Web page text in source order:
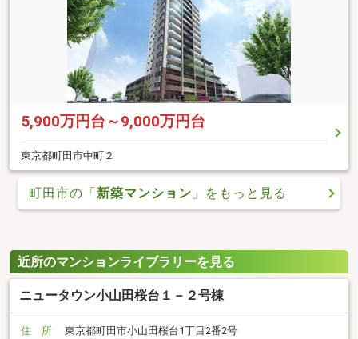
5,900万円台～9,000万円台
東京都町田市中町２
町田市の「新築マンション 」をもっと見る
近所のマンションライブラリーを見る
ニュータウン小山田桜台１－２号棟
住 所
東京都町田市小山田桜台1丁目2番2号